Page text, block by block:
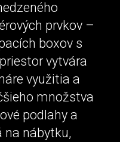
prvkov –
boxov s
vytvára
využitia a
množstva
podlahy a
na nábytku,